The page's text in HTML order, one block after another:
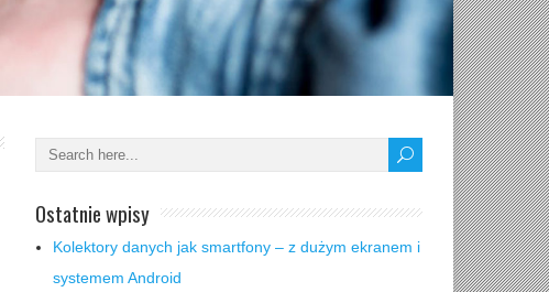
Ostatnie wpisy
Kolektory danych jak smartfony – z dużym ekranem i
systemem Android